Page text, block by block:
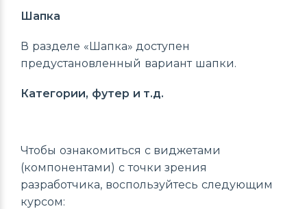
Шапка
В разделе «Шапка» доступен
предустановленный вариант шапки.
Категории, футер и т.д.
Чтобы ознакомиться с виджетами
(компонентами) с точки зрения
разработчика, воспользуйтесь следующим
курсом: